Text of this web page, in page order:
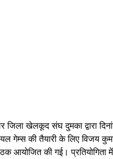
खेलकूद संघ दुमका द्वारा
गेम्स की तैयारी के लिए विजय
आयोजित की गई।